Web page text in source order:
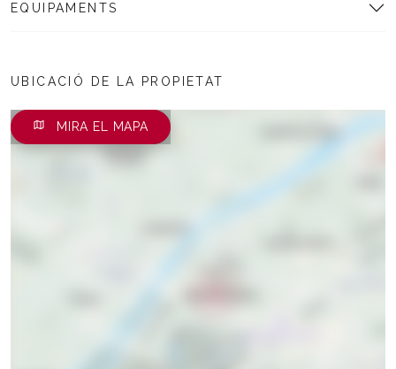
EQUIPAMENTS
UBICACIÓ DE LA PROPIETAT
MIRA EL MAPA